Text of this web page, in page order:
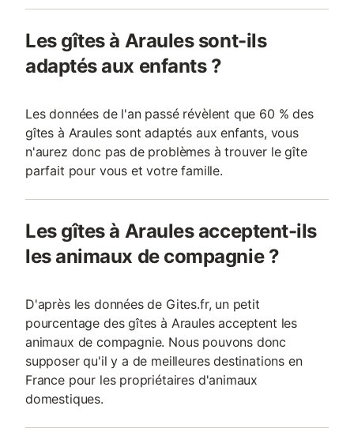
Les gîtes à Araules sont-ils
adaptés aux enfants ?
Les données de l'an passé révèlent que 60 % des
gîtes à Araules sont adaptés aux enfants, vous
n'aurez donc pas de problèmes à trouver le gîte
parfait pour vous et votre famille.
Les gîtes à Araules acceptent-ils
les animaux de compagnie ?
D'après les données de Gites.fr, un petit
pourcentage des gîtes à Araules acceptent les
animaux de compagnie. Nous pouvons donc
supposer qu'il y a de meilleures destinations en
France pour les propriétaires d'animaux
domestiques.